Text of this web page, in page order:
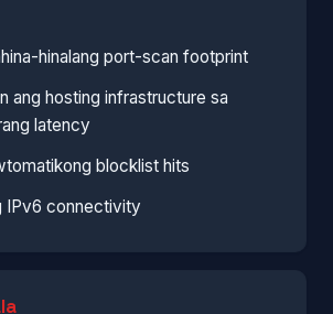
hinalang port-scan footprint
ang hosting infrastructure sa
latency
blocklist hits
IPv6 connectivity